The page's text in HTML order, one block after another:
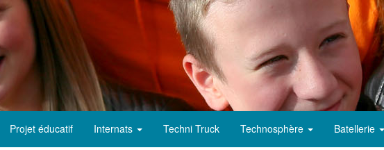
Projet éducatif Internats Techni Truck Technosphère Batellerie